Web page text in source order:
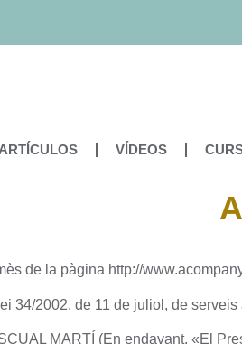
VÍDEOS
de la pàgina http://
34/2002, de 11 de juliol, de
MARTÍ (En endavant, «El